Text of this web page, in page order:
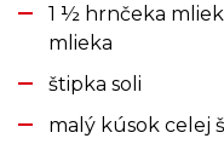
1 ½ hrnčeka
mlieka
štipka soli
malý kúsok celej